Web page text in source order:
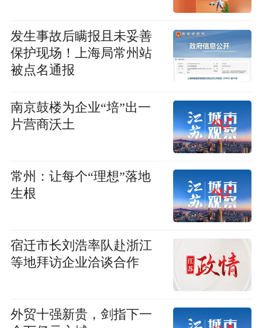
发生事故后瞒报且未妥善
保护现场！上海局常州站
被点名通报
南京鼓楼为企业“培”出一
片营商沃土
常州：让每个“理想”落地
生根
宿迁市长刘浩率队赴浙江
等地拜访企业洽谈合作
外贸十强新贵，剑指下一